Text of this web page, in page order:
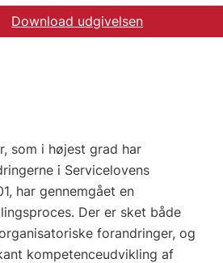
Download udgivelsen
som i højest grad har
i Servicelovens
har gennemgået en
Der er sket både
forandringer, og
kompetenceudvikling af